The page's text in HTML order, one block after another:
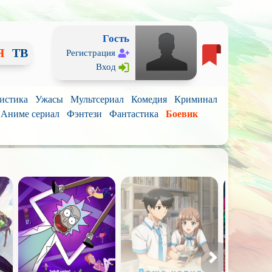
ТВ
Гость
Регистрация
Вход
Ужасы Мультсериал Комедия
Криминал
Аниме сериал Фэнтези Фантастика
Боевик